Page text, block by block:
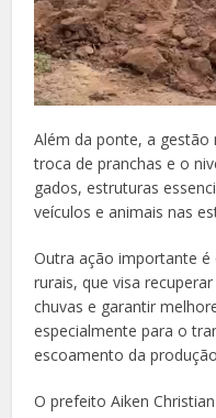
Além da ponte, a gestão
troca de pranchas e o
gados, estruturas
veículos e animais nas
Outra ação importante
rurais, que visa
chuvas e garantir
especialmente para o
escoamento da
O prefeito Aiken